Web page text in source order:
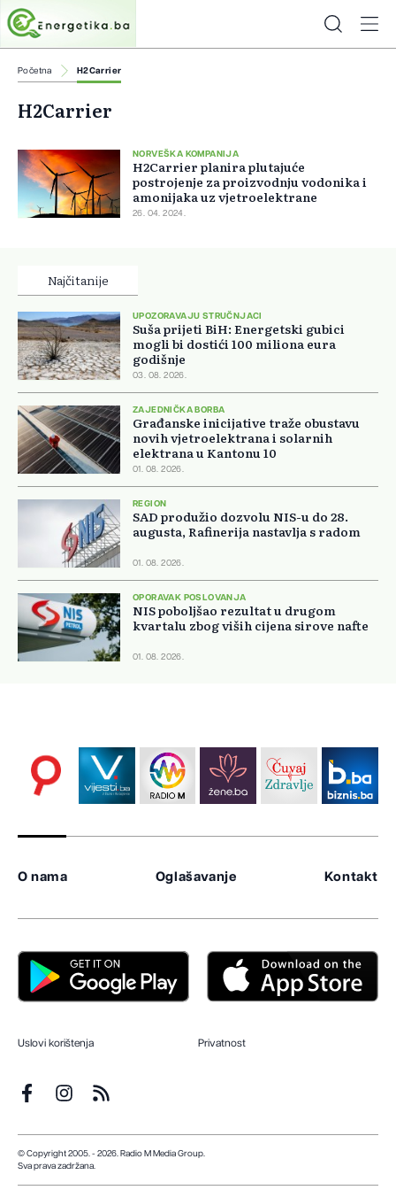
Početna H2Carrier
H2Carrier
NORVEŠKA KOMPANIJA
H2Carrier planira plutajuće
postrojenje za proizvodnju vodonika i
amonijaka uz vjetroelektrane
26. 04. 2024.
Najčitanije
UPOZORAVAJU STRUČNJACI
Suša prijeti BiH: Energetski gubici
mogli bi dostići 100 miliona eura
godišnje
03. 08. 2026.
ZAJEDNIČKA BORBA
Građanske inicijative traže obustavu
novih vjetroelektrana i solarnih
elektrana u Kantonu 10
01. 08. 2026.
REGION
SAD produžio dozvolu NIS-u do 28.
augusta, Rafinerija nastavlja s radom
01. 08. 2026.
OPORAVAK POSLOVANJA
NIS poboljšao rezultat u drugom
kvartalu zbog viših cijena sirove nafte
01. 08. 2026.
O nama Oglašavanje Kontakt
Uslovi korištenja Privatnost
© Copyright 2005. - 2026. Radio M Media Group.
Sva prava zadržana.